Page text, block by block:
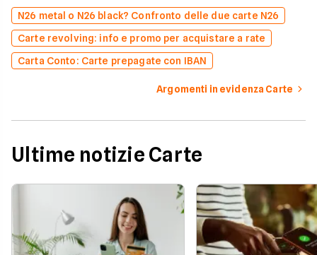
N26 metal o N26 black? Confronto delle due carte N26
Carte revolving: info e promo per acquistare a rate
Carta Conto: Carte prepagate con IBAN
Argomenti in evidenza Carte
Ultime notizie Carte